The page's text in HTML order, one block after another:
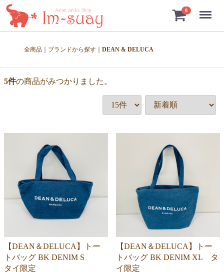
0 Menu
全商品 ブランドから探す DEAN & DELUCA
5件の商品がみつかりました。
【DEAN＆DELUCA】トー
トバッグ BK DENIM S
タイ限定
【DEAN＆DELUCA】トー
トバッグ BK DENIM XL タ
イ限定